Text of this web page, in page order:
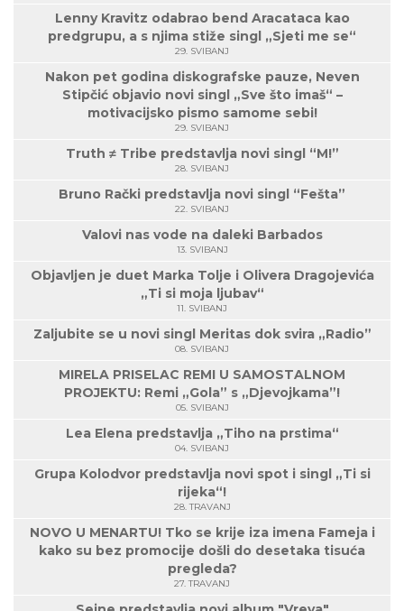
Lenny Kravitz odabrao bend Aracataca kao
predgrupu, a s njima stiže singl „Sjeti me se“
29. SVIBANJ
Nakon pet godina diskografske pauze, Neven
Stipčić objavio novi singl „Sve što imaš“ –
motivacijsko pismo samome sebi!
29. SVIBANJ
Truth ≠ Tribe predstavlja novi singl “M!”
28. SVIBANJ
Bruno Rački predstavlja novi singl “Fešta”
22. SVIBANJ
Valovi nas vode na daleki Barbados
13. SVIBANJ
Objavljen je duet Marka Tolje i Olivera Dragojevića
„Ti si moja ljubav“
11. SVIBANJ
Zaljubite se u novi singl Meritas dok svira „Radio”
08. SVIBANJ
MIRELA PRISELAC REMI U SAMOSTALNOM
PROJEKTU: Remi „Gola” s „Djevojkama”!
05. SVIBANJ
Lea Elena predstavlja „Tiho na prstima“
04. SVIBANJ
Grupa Kolodvor predstavlja novi spot i singl „Ti si
rijeka“!
28. TRAVANJ
NOVO U MENARTU! Tko se krije iza imena Fameja i
kako su bez promocije došli do desetaka tisuća
pregleda?
27. TRAVANJ